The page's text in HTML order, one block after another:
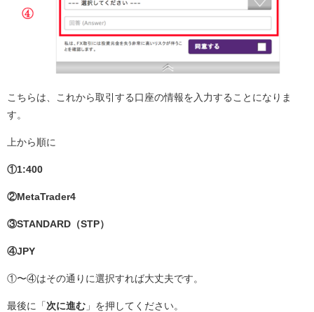
こちらは、これから取引する口座の情報を入力することになりま
す。
上から順に
①1:400
②MetaTrader4
③STANDARD（STP）
④JPY
①〜④はその通りに選択すれば大丈夫です。
最後に「 次に進む 」を押してください。